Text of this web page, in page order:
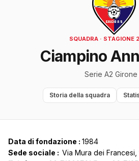
SQUADRA · STAGIONE
Ciampino
Serie A2 Girone
Storia della squadra
Data di fondazione : 1984
Sede sociale : Via Mura dei Francesi,